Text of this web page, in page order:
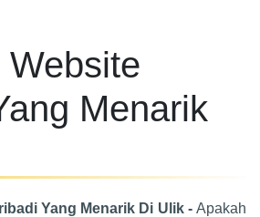
Website
Menarik
Yang Menarik Di Ulik -Apakah